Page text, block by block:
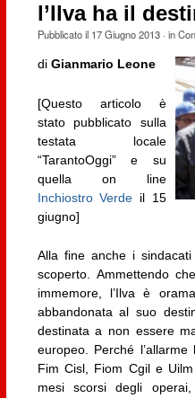
l’Ilva ha il
Pubblicato il 17 Giugno 2013· in
di Gianmario Leone
[Questo articolo è
stato pubblicato sulla
testata locale
“TarantoOggi” e su
quella on line
Inchiostro Verde il 15
giugno]
Alla fine anche i
scoperto. Ammettendo
immemore, l’Ilva è
abbandonata al suo
destinata a non essere
europeo. Perché
Fim Cisl, Fiom Cgil e
mesi scorsi degli